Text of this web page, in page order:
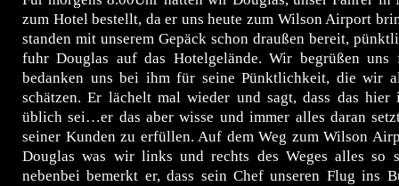
zum Hotel bestellt, da er uns heute zum Wilson Airport
standen mit unserem Gepäck schon draußen bereit,
fuhr Douglas auf das Hotelgelände. Wir begrüßen uns
bedanken uns bei ihm für seine Pünktlichkeit, die wir
schätzen. Er lächelt mal wieder und sagt, dass das
üblich sei…er das aber wisse und immer alles daran
seiner Kunden zu erfüllen. Auf dem Weg zum Wilson
Douglas was wir links und rechts des Weges alles so
nebenbei bemerkt er, dass sein Chef unseren Flug ins